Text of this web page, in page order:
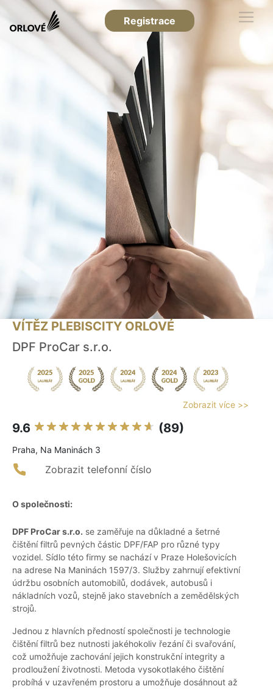
Registrace
VÍTĚZ PLEBISCITY ORLOVÉ
DPF ProCar s.r.o.
Zobrazit více >>
9.6 (89)
Praha, Na Maninách 3
Zobrazit telefonní číslo
O společnosti:
DPF ProCar s.r.o. se zaměřuje na důkladné a šetrné
čištění filtrů pevných částic DPF/FAP pro různé typy
vozidel. Sídlo této firmy se nachází v Praze Holešovicích
na adrese Na Maninách 1597/3. Služby zahrnují efektivní
údržbu osobních automobilů, dodávek, autobusů i
nákladních vozů, stejně jako stavebních a zemědělských
strojů.
Jednou z hlavních předností společnosti je technologie
čištění filtrů bez nutnosti jakéhokoliv řezání či svařování,
což umožňuje zachování jejich konstrukční integrity a
prodloužení životnosti. Metoda vysokotlakého čištění
probíhá v uzavřeném prostoru a umožňuje dosáhnout až